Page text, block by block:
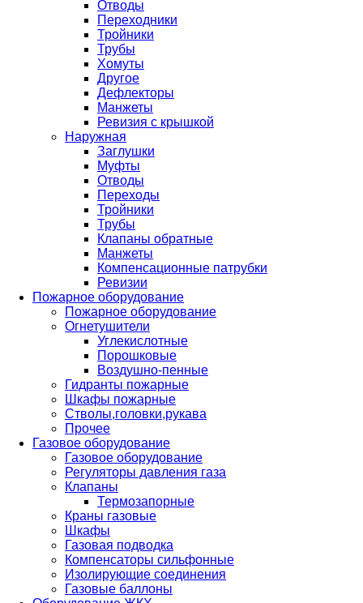
Отводы
Переходники
Тройники
Трубы
Хомуты
Другое
Дефлекторы
Манжеты
Ревизия с крышкой
Наружная
Заглушки
Муфты
Отводы
Переходы
Тройники
Трубы
Клапаны обратные
Манжеты
Компенсационные патрубки
Ревизии
Пожарное оборудование
Пожарное оборудование
Огнетушители
Углекислотные
Порошковые
Воздушно-пенные
Гидранты пожарные
Шкафы пожарные
Стволы,головки,рукава
Прочее
Газовое оборудование
Газовое оборудование
Регуляторы давления газа
Клапаны
Термозапорные
Краны газовые
Шкафы
Газовая подводка
Компенсаторы сильфонные
Изолирующие соединения
Газовые баллоны